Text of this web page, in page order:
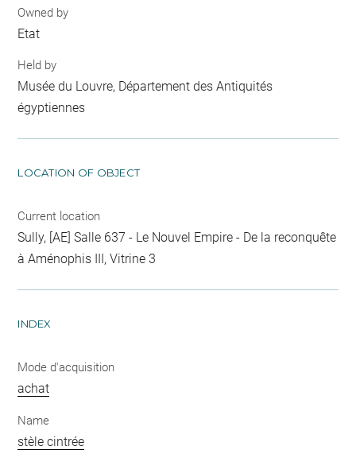
Owned by
Etat
Held by
Musée du Louvre, Département des Antiquités
égyptiennes
LOCATION OF OBJECT
Current location
Sully, [AE] Salle 637 - Le Nouvel Empire - De la reconquête
à Aménophis III, Vitrine 3
INDEX
Mode d'acquisition
achat
Name
stèle cintrée